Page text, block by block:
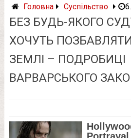
Головна Суспільство
БЕЗ БУДЬ-ЯКОГО
ХОЧУТЬ
ЗЕМЛІ – ПОДРОБИЦІ
ВАРВАРСЬКОГО